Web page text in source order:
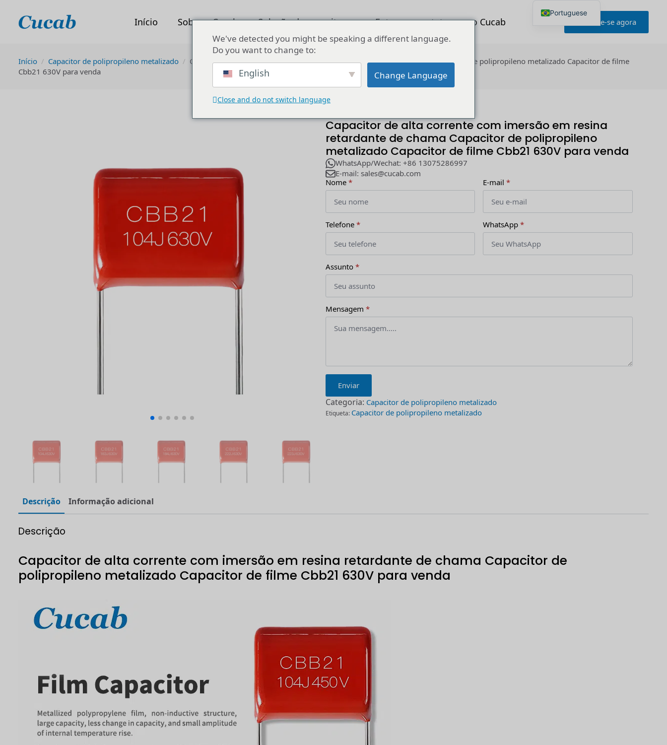
Início Sobre o Cucab Solução de capacitores Entre em contato com o Cucab Informe-se agora
Início Capacitor de polipropileno metalizado
Capacitor de alta corrente com imersão em resina retardante de chama Capacitor de polipropileno metalizado Capacitor de filme
Cbb21 630V para venda
Capacitor de alta corrente com imersão em resina
retardante de chama Capacitor de polipropileno
metalizado Capacitor de filme Cbb21 630V para venda
WhatsApp/Wechat: +86 13075286997
E-mail: sales@cucab.com
Nome * E-mail *
Telefone * WhatsApp *
Assunto *
Mensagem *
Enviar
Categoria: Capacitor de polipropileno metalizado
Etiqueta: Capacitor de polipropileno metalizado
Descrição Informação adicional
Descrição
Capacitor de alta corrente com imersão em resina retardante de chama Capacitor de
polipropileno metalizado Capacitor de filme Cbb21 630V para venda
We've detected you might be speaking a different language.
Do you want to change to:
English Change Language
Close and do not switch language
Portuguese
English
Japanese
German